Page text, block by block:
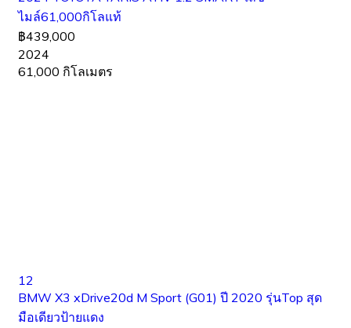
ไมล์61,000กิโลแท้
฿439,000
2024
61,000 กิโลเมตร
12
BMW X3 xDrive20d M Sport (G01) ปี 2020 รุ่นTop สุด
มือเดียวป้ายแดง